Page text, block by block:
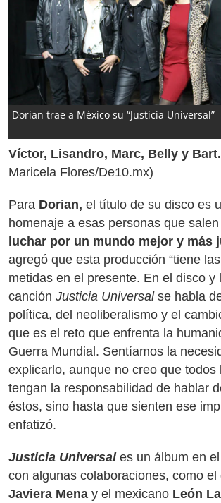
Dorian trae a México su “Justicia Universal”
Víctor, Lisandro, Marc, Belly y Bart.
Maricela Flores/De10.mx)
Para Dorian, el título de su disco es
homenaje a esas personas que
luchar por un mundo mejor y más
agregó que esta producción “tiene
metidas en el presente. En el disco y
canción Justicia Universalse habla
política, del neoliberalismo y el
que es el reto que enfrenta la
Guerra Mundial. Sentíamos la
explicarlo, aunque no creo que todos
tengan la responsabilidad de hablar
éstos, sino hasta que sienten ese
enfatizó.
Justicia Universal es un álbum en
con algunas colaboraciones, como el
Javiera Mena y el mexicano León